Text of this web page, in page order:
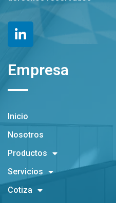
Empresa
Inicio
Nosotros
Productos
Servicios
Cotiza